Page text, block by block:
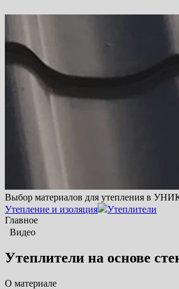
Выбор материалов для утепления в
Утепление и изоляция
Утеплители
Главное
Видео
Утеплители на основе
О материале